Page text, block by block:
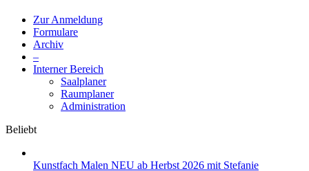
Zur Anmeldung
Formulare
Archiv
–
Interner Bereich
Saalplaner
Raumplaner
Administration
Beliebt
Kunstfach Malen NEU ab Herbst 2026 mit Stefanie